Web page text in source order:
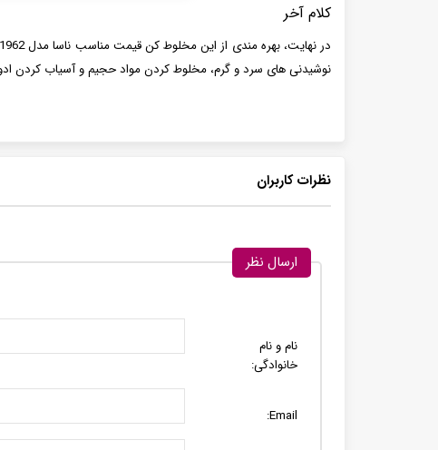
کلام آخر
نوشیدنی های سرد و گرم، مخلوط کردن مواد حجیم و آسیاب کردن
نظرات کاربران
ارسال نظر
نام و نام
خانوادگی:
Email: